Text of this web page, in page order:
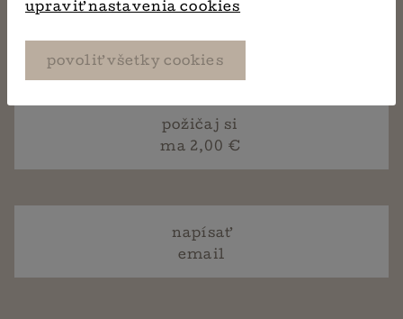
ponúkaných možností. Po uplynutí výpožičnej doby
prostredníctvom pošty, či zásielkovne).
požičaj si
ma 2,00 €
napísať
email
upraviť nastavenia cookies
povoliť všetky cookies